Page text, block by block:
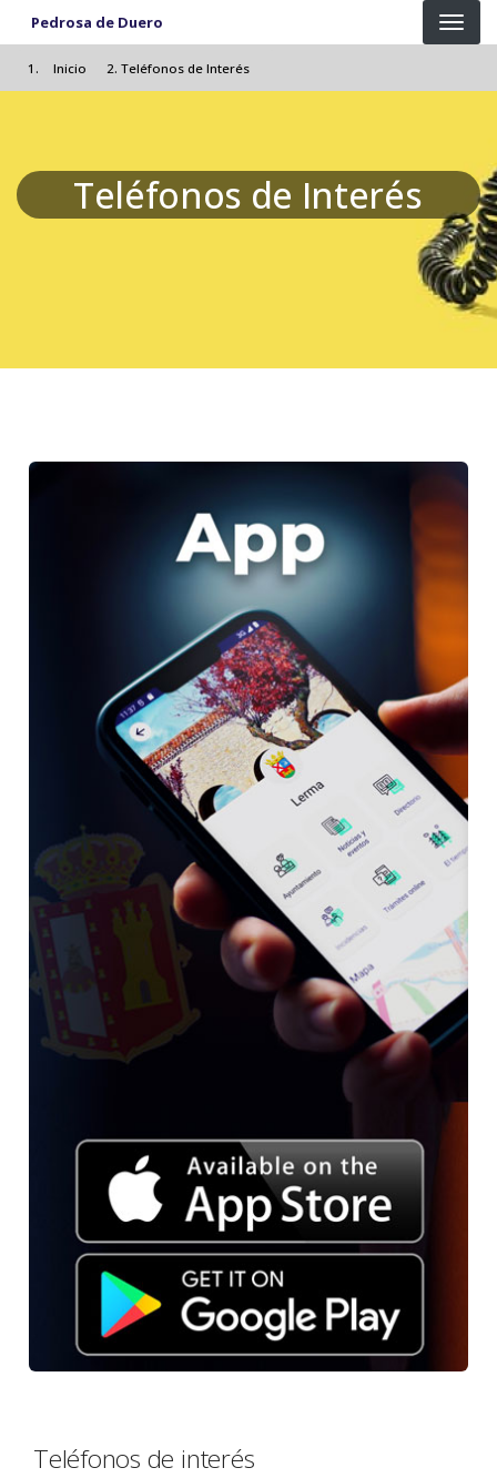
Pasar al contenido principal
Pedrosa de Duero
Inicio Teléfonos de Interés
Teléfonos de Interés
Teléfonos de interés